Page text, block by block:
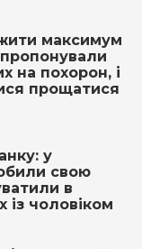
максимум
на похopoн, і
прощатися
у
свою
в
із чоловіком